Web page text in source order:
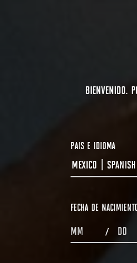
BIENVENIDO.
PAIS E IDIOMA
COUNTRYDROPDOWN
MEXICO | SPANISH
FECHA DE
MONTHS
/ DAYS